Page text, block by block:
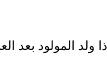
إذا ولد المولود بعد